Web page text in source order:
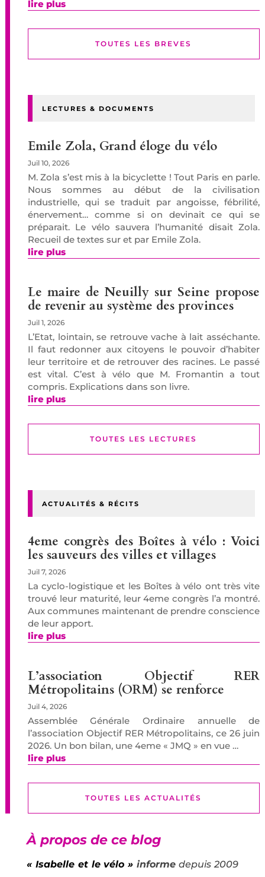
lire plus
TOUTES LES BREVES
LECTURES & DOCUMENTS
Emile Zola, Grand éloge du vélo
Juil 10, 2026
M. Zola s’est mis à la bicyclette ! Tout Paris en parle.
Nous sommes au début de la civilisation
industrielle, qui se traduit par angoisse, fébrilité,
énervement… comme si on devinait ce qui se
préparait. Le vélo sauvera l’humanité disait Zola.
Recueil de textes sur et par Emile Zola.
lire plus
Le maire de Neuilly sur Seine propose
de revenir au système des provinces
Juil 1, 2026
L’Etat, lointain, se retrouve vache à lait asséchante.
Il faut redonner aux citoyens le pouvoir d’habiter
leur territoire et de retrouver des racines. Le passé
est vital. C’est à vélo que M. Fromantin a tout
compris. Explications dans son livre.
lire plus
TOUTES LES LECTURES
ACTUALITÉS & RÉCITS
4eme congrès des Boîtes à vélo : Voici
les sauveurs des villes et villages
Juil 7, 2026
La cyclo-logistique et les Boîtes à vélo ont très vite
trouvé leur maturité, leur 4eme congrès l’a montré.
Aux communes maintenant de prendre conscience
de leur apport.
lire plus
L’association Objectif RER
Métropolitains (ORM) se renforce
Juil 4, 2026
Assemblée Générale Ordinaire annuelle de
l’association Objectif RER Métropolitains, ce 26 juin
2026. Un bon bilan, une 4eme « JMQ » en vue …
lire plus
TOUTES LES ACTUALITÉS
À propos de ce blog
« Isabelle et le vélo » informe depuis 2009